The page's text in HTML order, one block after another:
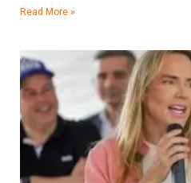
Read More »